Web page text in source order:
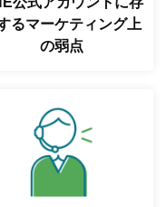
るマーケティング上
の弱点